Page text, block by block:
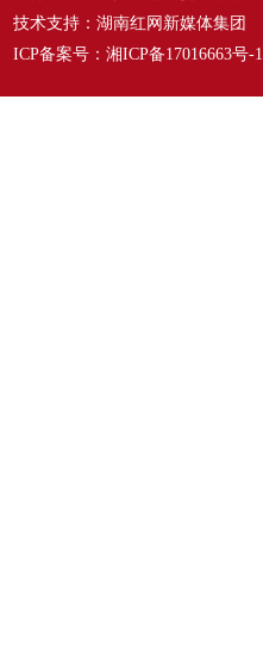
技术支持：湖南红网新媒体集团
ICP备案号： 湘ICP备17016663号-1